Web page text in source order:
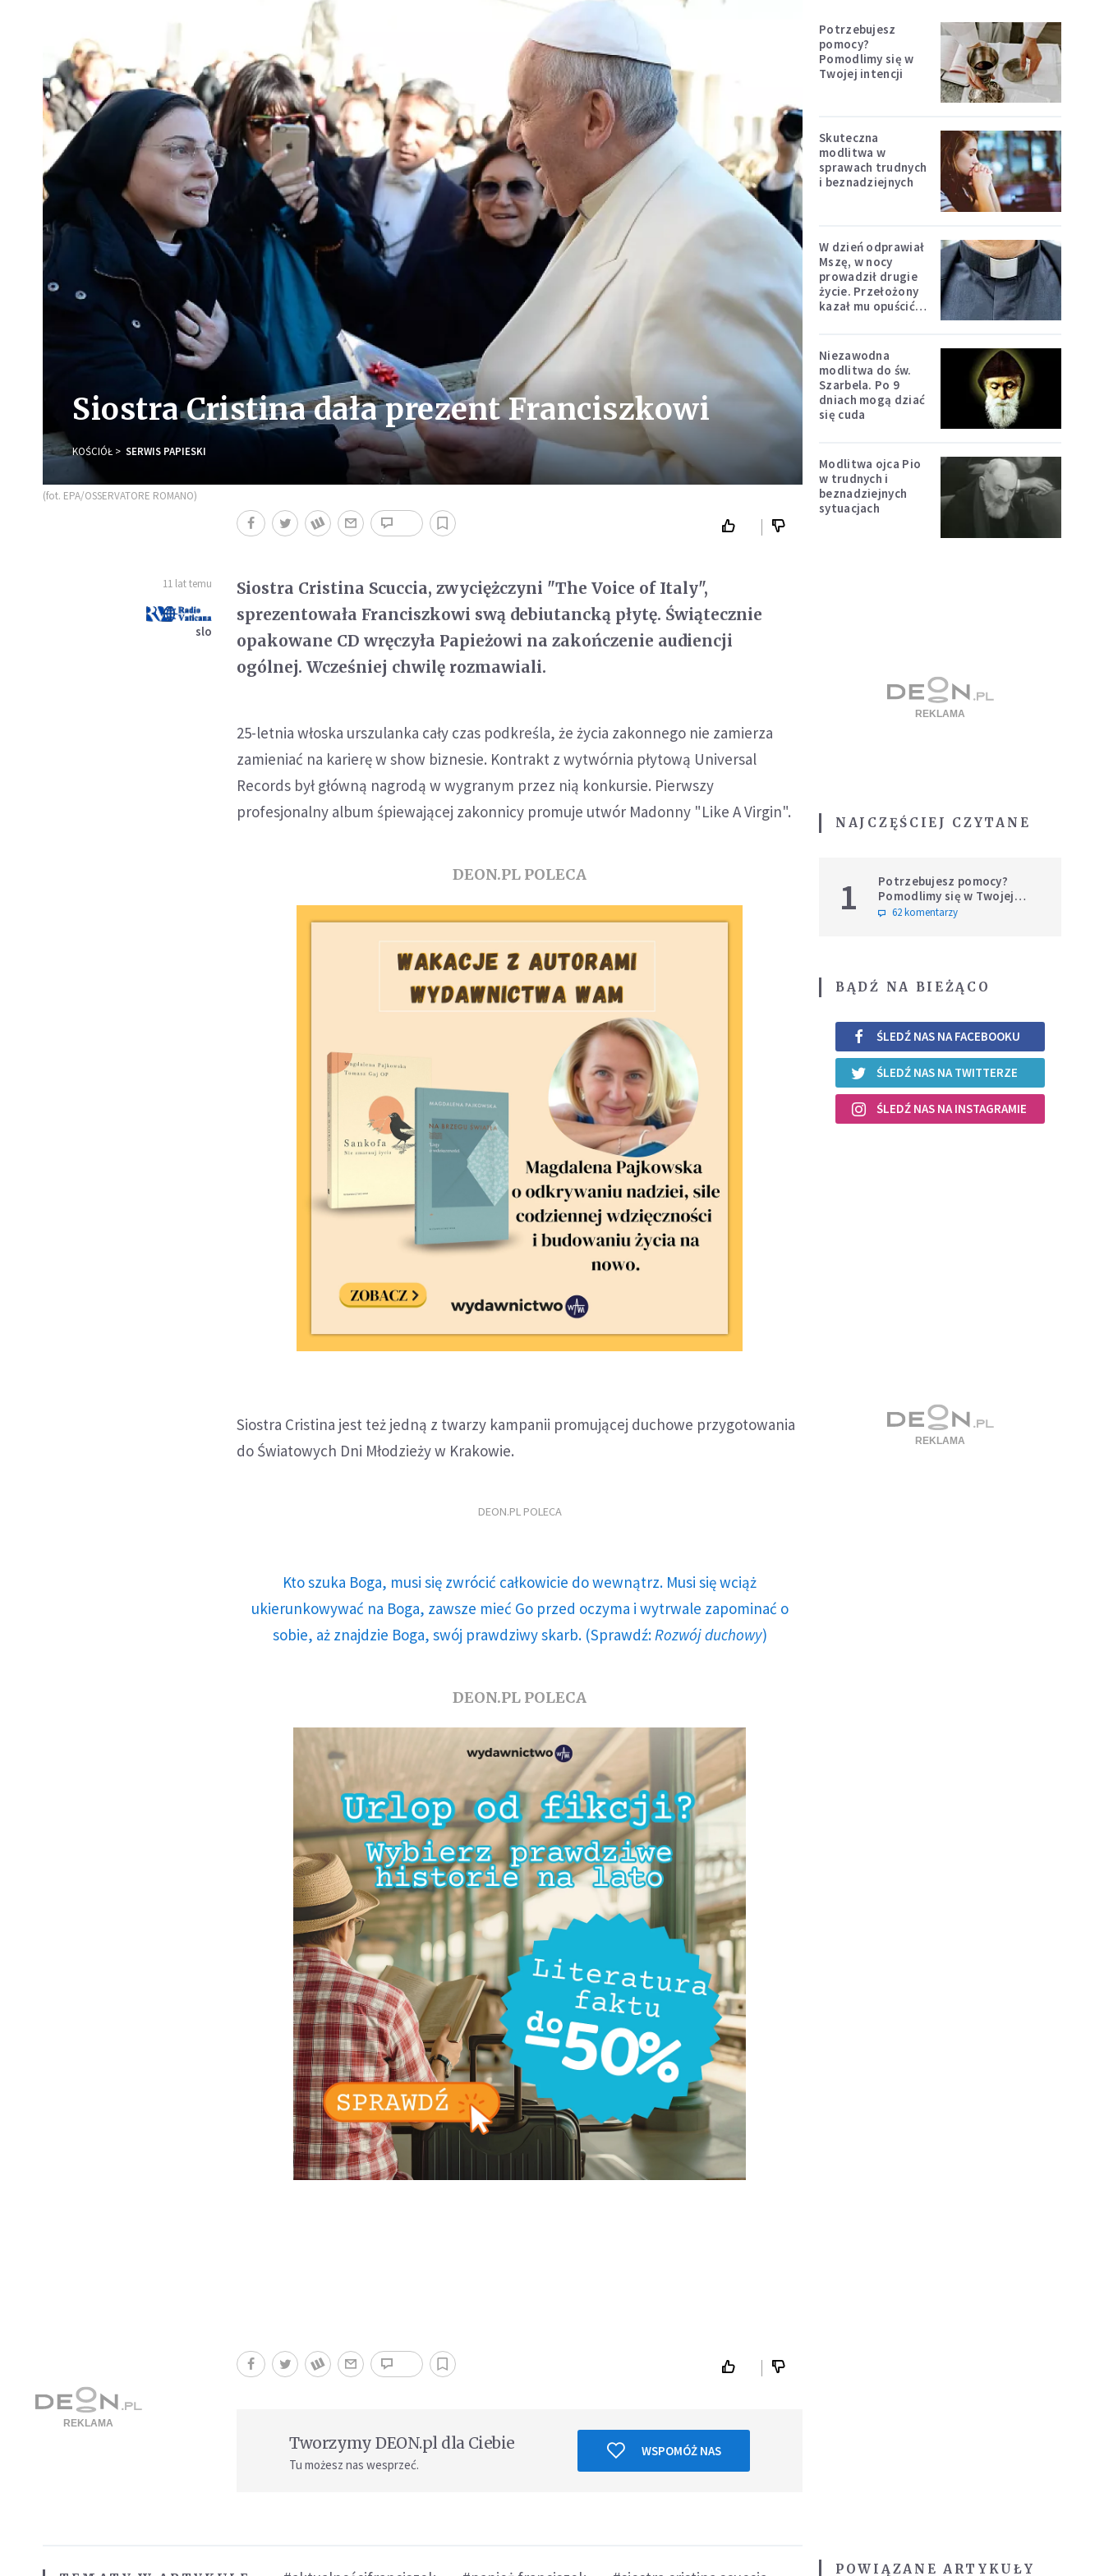
Siostra Cristina dała prezent Franciszkowi
KOŚCIÓŁ SERWIS PAPIESKI
(fot. EPA/OSSERVATORE ROMANO)
11 lat temu
slo
Siostra Cristina Scuccia, zwyciężczyni "The Voice of Italy",
sprezentowała Franciszkowi swą debiutancką płytę. Świątecznie
opakowane CD wręczyła Papieżowi na zakończenie audiencji
ogólnej. Wcześniej chwilę rozmawiali.
25-letnia włoska urszulanka cały czas podkreśla, że życia zakonnego nie zamierza
zamieniać na karierę w show biznesie. Kontrakt z wytwórnia płytową Universal
Records był główną nagrodą w wygranym przez nią konkursie. Pierwszy
profesjonalny album śpiewającej zakonnicy promuje utwór Madonny "Like A Virgin".
DEON.PL POLECA
Siostra Cristina jest też jedną z twarzy kampanii promującej duchowe przygotowania
do Światowych Dni Młodzieży w Krakowie.
DEON.PL POLECA
Kto szuka Boga, musi się zwrócić całkowicie do wewnątrz. Musi się wciąż
ukierunkowywać na Boga, zawsze mieć Go przed oczyma i wytrwale zapominać o
sobie, aż znajdzie Boga, swój prawdziwy skarb. (Sprawdź: Rozwój duchowy)
DEON.PL POLECA
Tworzymy DEON.pl dla Ciebie
Tu możesz nas wesprzeć.
WSPOMÓŻ NAS
Potrzebujesz
pomocy?
Pomodlimy się w
Twojej intencji
Skuteczna
modlitwa w
sprawach trudnych
i beznadziejnych
W dzień odprawiał
Mszę, w nocy
prowadził drugie
życie. Przełożony
kazał mu opuścić
Niezawodna
modlitwa do św.
Szarbela. Po 9
dniach mogą dziać
się cuda
Modlitwa ojca Pio
w trudnych i
beznadziejnych
sytuacjach
NAJCZĘŚCIEJ CZYTANE
1
Potrzebujesz pomocy?
Pomodlimy się w Twojej
intencji
62 komentarzy
BĄDŹ NA BIEŻĄCO
ŚLEDŹ NAS NA FACEBOOKU
ŚLEDŹ NAS NA TWITTERZE
ŚLEDŹ NAS NA INSTAGRAMIE
POWIĄZANE ARTYKUŁY